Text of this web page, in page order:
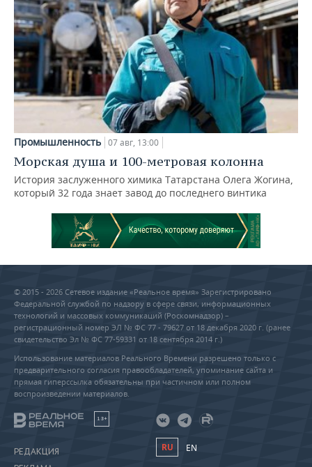
Промышленность 07 авг, 13:00
Морская душа и 100-метровая колонна
История заслуженного химика Татарстана Олега Жогина,
который 32 года знает завод до последнего винтика
© 2015 - 2026 Сетевое издание «Реальное время» Зарегистрировано
Федеральной службой по надзору в сфере связи, информационных
технологий и массовых коммуникаций (Роскомнадзор) –
регистрационный номер ЭЛ № ФС 77 - 79627 от 18 декабря 2020 г. (ранее
свидетельство Эл № ФС 77-59331 от 18 сентября 2014 г.)
Использование материалов Реального Времени разрешено только с
предварительного согласия правообладателей, упоминание сайта и
прямая гиперссылка обязательны при частичном или полном
воспроизведении материалов.
18+
РЕДАКЦИЯ
RU EN